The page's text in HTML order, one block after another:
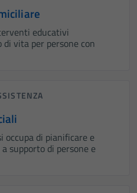
educativi
vita per persone con
occupa di pianificare e
supporto di persone e